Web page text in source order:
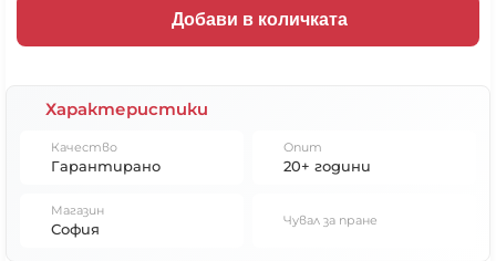
Добави в количката
Характеристики
Качество
Гарантирано
Опит
20+ години
Магазин
София Чувал за пране